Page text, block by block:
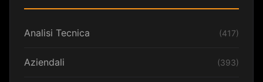
Analisi Tecnica (417)
Aziendali (393)